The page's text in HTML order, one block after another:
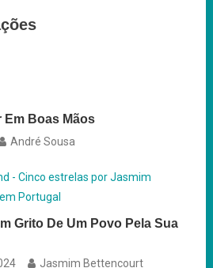
Em Boas Mãos
André Sousa
Grito De Um Povo Pela Sua
Jasmim Bettencourt